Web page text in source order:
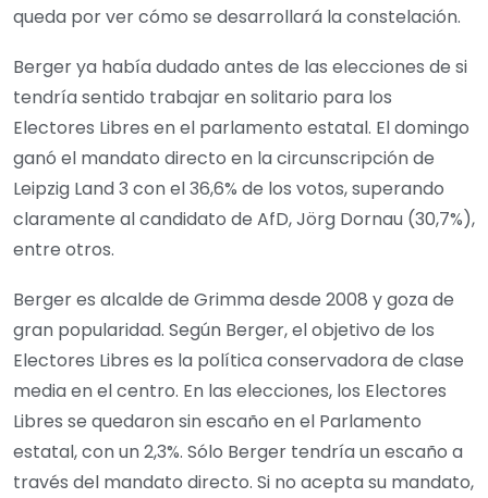
queda por ver cómo se desarrollará la constelación.
Berger ya había dudado antes de las elecciones de si
tendría sentido trabajar en solitario para los
Electores Libres en el parlamento estatal. El domingo
ganó el mandato directo en la circunscripción de
Leipzig Land 3 con el 36,6% de los votos, superando
claramente al candidato de AfD, Jörg Dornau (30,7%),
entre otros.
Berger es alcalde de Grimma desde 2008 y goza de
gran popularidad. Según Berger, el objetivo de los
Electores Libres es la política conservadora de clase
media en el centro. En las elecciones, los Electores
Libres se quedaron sin escaño en el Parlamento
estatal, con un 2,3%. Sólo Berger tendría un escaño a
través del mandato directo. Si no acepta su mandato,